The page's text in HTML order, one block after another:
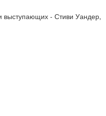
выступающих - Стиви Уандер,